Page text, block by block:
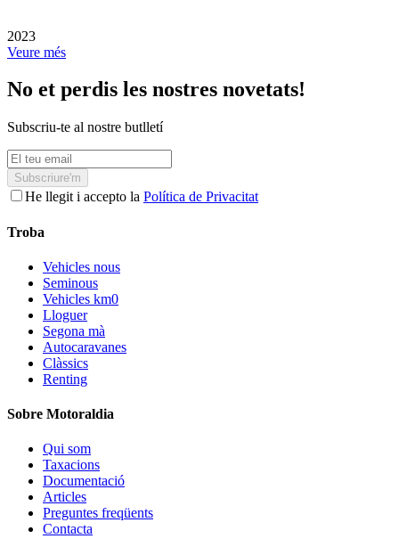
2023
Veure més
No et perdis les nostres novetats!
Subscriu-te al nostre butlletí
Subscriure'm
He llegit i accepto la Política de Privacitat
Troba
Vehicles nous
Seminous
Vehicles km0
Lloguer
Segona mà
Autocaravanes
Clàssics
Renting
Sobre Motoraldia
Qui som
Taxacions
Documentació
Articles
Preguntes freqüents
Contacta